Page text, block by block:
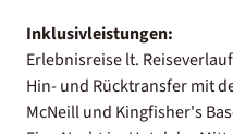
Inklusivleistungen:
Erlebnisreise lt. Reiseverlauf
Hin- und Rücktransfer mit
McNeill und Kingfisher's